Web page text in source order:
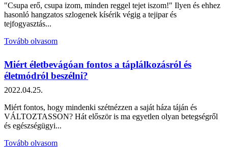
"Csupa erő, csupa izom, minden reggel tejet iszom!" Ilyen és ehhez
hasonló hangzatos szlogenek kísérik végig a tejipar és
tejfogyasztás...
Tovább olvasom
Miért életbevágóan fontos a táplálkozásról és
életmódról beszélni?
2022.04.25.
Miért fontos, hogy mindenki szétnézzen a saját háza táján és
VÁLTOZTASSON? Hát először is ma egyetlen olyan betegségről
és egészségügyi...
Tovább olvasom